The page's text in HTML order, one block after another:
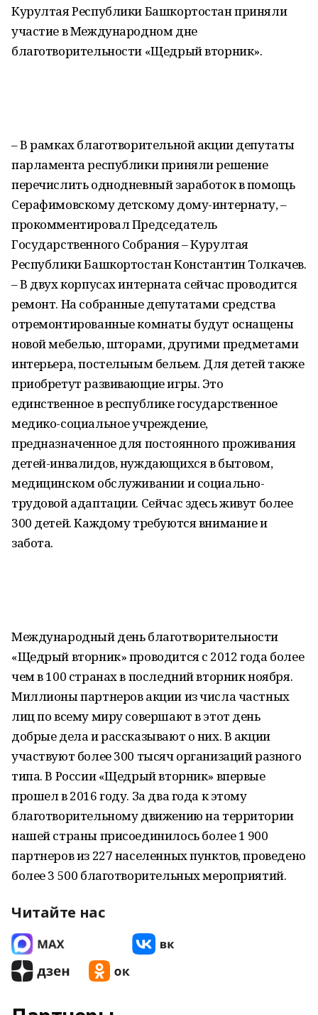
Курултая Республики Башкортостан приняли
участие в Международном дне
благотворительности «Щедрый вторник».
– В рамках благотворительной акции депутаты
парламента республики приняли решение
перечислить однодневный заработок в помощь
Серафимовскому детскому дому-интернату, –
прокомментировал Председатель
Государственного Собрания – Курултая
Республики Башкортостан Константин Толкачев.
– В двух корпусах интерната сейчас проводится
ремонт. На собранные депутатами средства
отремонтированные комнаты будут оснащены
новой мебелью, шторами, другими предметами
интерьера, постельным бельем. Для детей также
приобретут развивающие игры. Это
единственное в республике государственное
медико-социальное учреждение,
предназначенное для постоянного проживания
детей-инвалидов, нуждающихся в бытовом,
медицинском обслуживании и социально-
трудовой адаптации. Сейчас здесь живут более
300 детей. Каждому требуются внимание и
забота.
Международный день благотворительности
«Щедрый вторник» проводится с 2012 года более
чем в 100 странах в последний вторник ноября.
Миллионы партнеров акции из числа частных
лиц по всему миру совершают в этот день
добрые дела и рассказывают о них. В акции
участвуют более 300 тысяч организаций разного
типа. В России «Щедрый вторник» впервые
прошел в 2016 году. За два года к этому
благотворительному движению на территории
нашей страны присоединилось более 1 900
партнеров из 227 населенных пунктов, проведено
более 3 500 благотворительных мероприятий.
Читайте нас